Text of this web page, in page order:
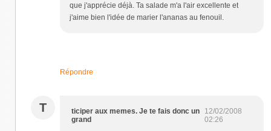
que j'apprécie déjà. Ta salade m'a l'air excellente et
j'aime bien l'idée de marier l'ananas au fenouil.
Répondre
T
ticiper aux memes. Je te fais donc un
grand
12/02/2008
02:26